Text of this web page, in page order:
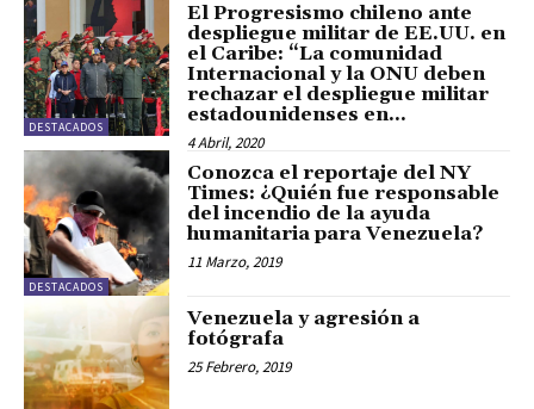
DESTACADOS
El Progresismo chileno ante
despliegue militar de EE.UU. en
el Caribe: “La comunidad
Internacional y la ONU deben
rechazar el despliegue militar
estadounidenses en...
4 Abril, 2020
DESTACADOS
Conozca el reportaje del NY
Times: ¿Quién fue responsable
del incendio de la ayuda
humanitaria para Venezuela?
11 Marzo, 2019
Venezuela y agresión a
fotógrafa
25 Febrero, 2019